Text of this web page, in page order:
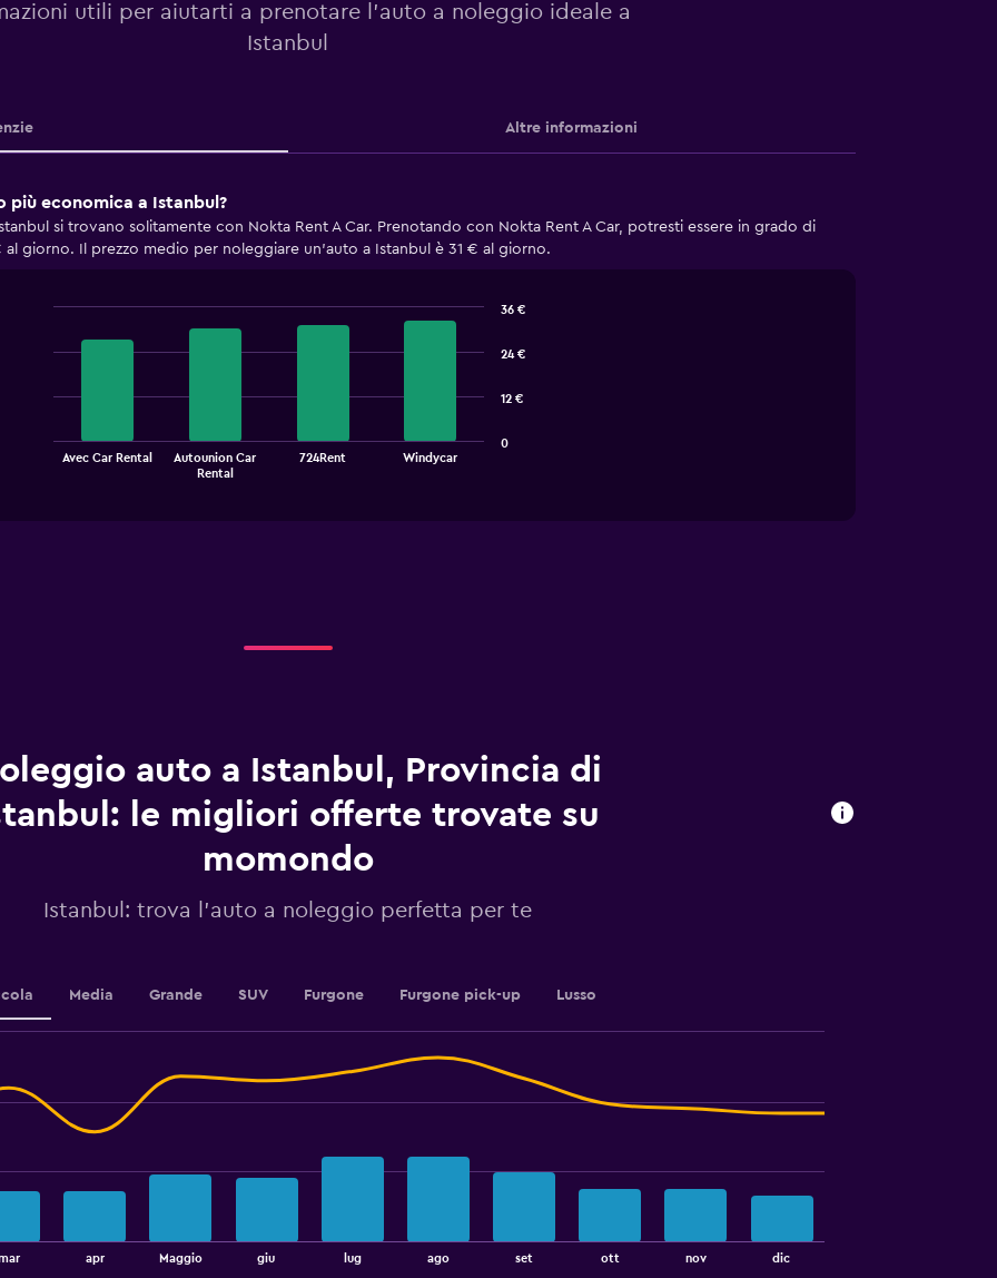
utili per aiutarti a prenotare l'auto a noleggio ideale a
Istanbul
Altre informazioni
più economica a Istanbul?
si trovano solitamente con Nokta Rent A Car. Prenotando con Nokta Rent A Car, potresti essere in grado di
giorno. Il prezzo medio per noleggiare un'auto a Istanbul è 31 € al giorno.
bars.
The
chart
Y
axis
displaying
values.
36.
graphic.
Avec Car Rental
Autounion Car
Rental
724Rent Windycar
0
12 €
24 €
36 €
auto a Istanbul, Provincia di
le migliori offerte trovate su
momondo
Istanbul: trova l'auto a noleggio perfetta per te
Media Grande SUV Furgone Furgone pick-up Lusso
apr Maggio giu lug ago set ott nov dic